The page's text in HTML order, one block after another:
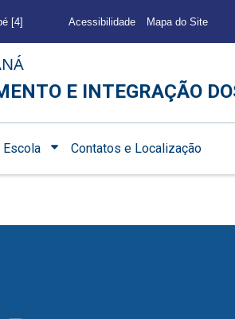
[4] Acessibilidade Mapa do Site
E INTEGRAÇÃO
Escola Contatos e Localização